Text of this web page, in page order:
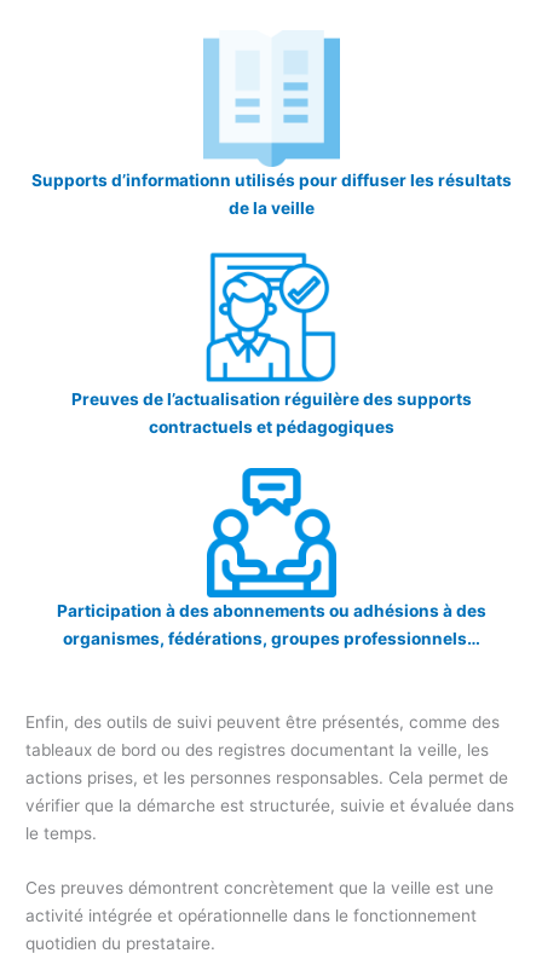
Supports d’informationn utilisés pour diffuser les résultats
de la veille
Preuves de l’actualisation réguilère des supports
contractuels et pédagogiques
Participation à des abonnements ou adhésions à des
organismes, fédérations, groupes professionnels…
Enfin, des outils de suivi peuvent être présentés, comme des
tableaux de bord ou des registres documentant la veille, les
actions prises, et les personnes responsables. Cela permet de
vérifier que la démarche est structurée, suivie et évaluée dans
le temps.
Ces preuves démontrent concrètement que la veille est une
activité intégrée et opérationnelle dans le fonctionnement
quotidien du prestataire.